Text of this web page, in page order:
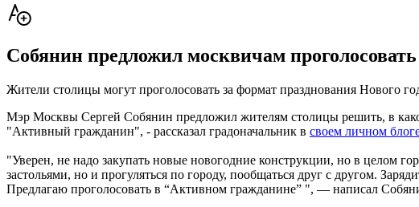
Собянин предложил москвичам
Жители столицы могут проголосовать за формат празднования Нового
Мэр Москвы Сергей Собянин предложил жителям столицы решить, в
"Активный гражданин", - рассказал градоначальник в своем личном
"Уверен, не надо закупать новые новогодние конструкции, но в целом
застольями, но и прогуляться по городу, пообщаться друг с другом.
Предлагаю проголосовать в “Активном гражданине” ", — написал